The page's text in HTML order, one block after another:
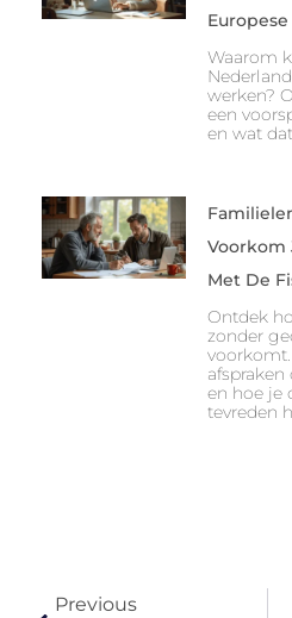
Waarom
werken?
een
en wat
Voorkom
Met De
Ontdek
zonder
en hoe je
tevreden
Previous